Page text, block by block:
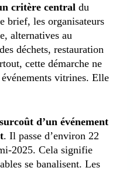
critère central du
brief, les organisateurs
alternatives au
déchets, restauration
cette démarche ne
vitrines. Elle
surcoût d’un événement
. Il passe d’environ 22
2025. Cela signifie
se banalisent. Les